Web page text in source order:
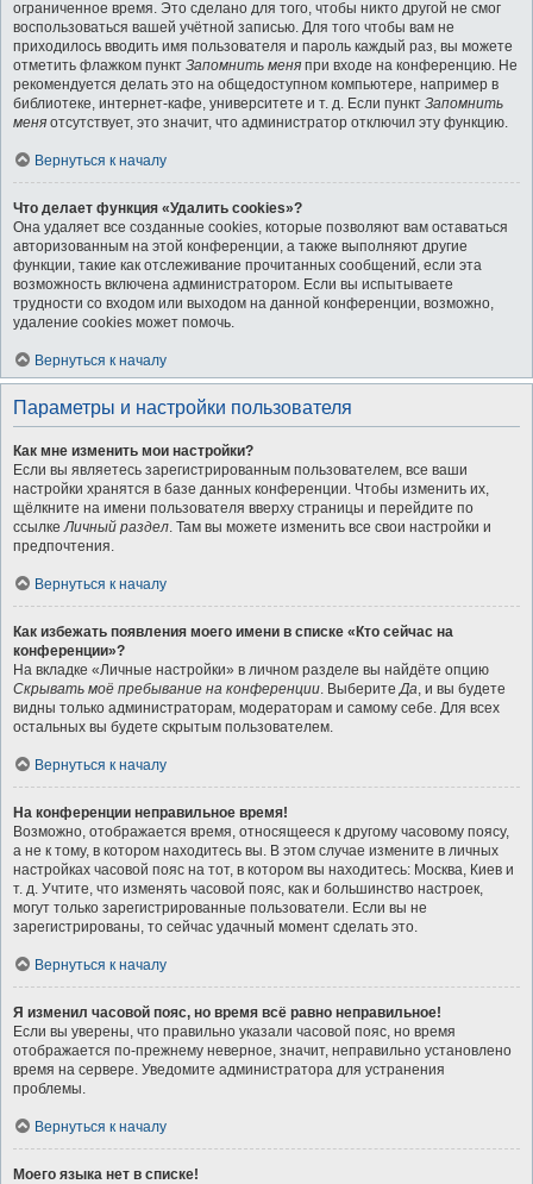
ограниченное время. Это сделано для того, чтобы никто другой не смог
воспользоваться вашей учётной записью. Для того чтобы вам не
приходилось вводить имя пользователя и пароль каждый раз, вы можете
отметить флажком пункт Запомнить меня при входе на конференцию. Не
рекомендуется делать это на общедоступном компьютере, например в
библиотеке, интернет-кафе, университете и т. д. Если пункт Запомнить
меня отсутствует, это значит, что администратор отключил эту функцию.
Вернуться к началу
Что делает функция «Удалить cookies»?
Она удаляет все созданные cookies, которые позволяют вам оставаться
авторизованным на этой конференции, а также выполняют другие
функции, такие как отслеживание прочитанных сообщений, если эта
возможность включена администратором. Если вы испытываете
трудности со входом или выходом на данной конференции, возможно,
удаление cookies может помочь.
Вернуться к началу
Параметры и настройки пользователя
Как мне изменить мои настройки?
Если вы являетесь зарегистрированным пользователем, все ваши
настройки хранятся в базе данных конференции. Чтобы изменить их,
щёлкните на имени пользователя вверху страницы и перейдите по
ссылкеЛичный раздел. Там вы можете изменить все свои настройки и
предпочтения.
Вернуться к началу
Как избежать появления моего имени в списке «Кто сейчас на
конференции»?
На вкладке «Личные настройки» в личном разделе вы найдёте опцию
Скрывать моё пребывание на конференции. ВыберитеДа, и вы будете
видны только администраторам, модераторам и самому себе. Для всех
остальных вы будете скрытым пользователем.
Вернуться к началу
На конференции неправильное время!
Возможно, отображается время, относящееся к другому часовому поясу,
а не к тому, в котором находитесь вы. В этом случае измените в личных
настройках часовой пояс на тот, в котором вы находитесь: Москва, Киев и
т. д. Учтите, что изменять часовой пояс, как и большинство настроек,
могут только зарегистрированные пользователи. Если вы не
зарегистрированы, то сейчас удачный момент сделать это.
Вернуться к началу
Я изменил часовой пояс, но время всё равно неправильное!
Если вы уверены, что правильно указали часовой пояс, но время
отображается по-прежнему неверное, значит, неправильно установлено
время на сервере. Уведомите администратора для устранения
проблемы.
Вернуться к началу
Моего языка нет в списке!